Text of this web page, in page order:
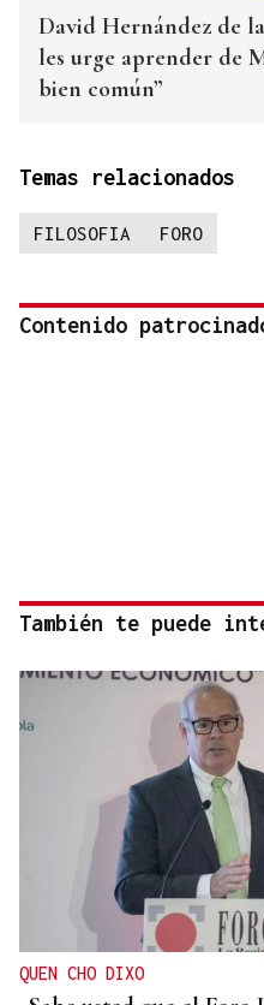
David Hernández de
les urge aprender de
bien común”
Temas relacionados
FILOSOFIA FORO
Contenido
También te puede
QUEN CHO DIXO